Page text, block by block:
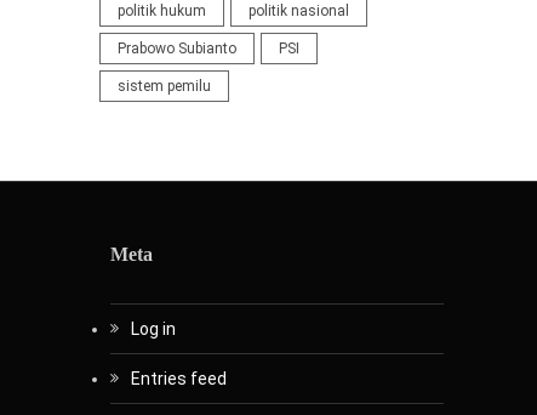
politik hukum politik nasional
Prabowo Subianto PSI
sistem pemilu
Meta
Log in
Entries feed